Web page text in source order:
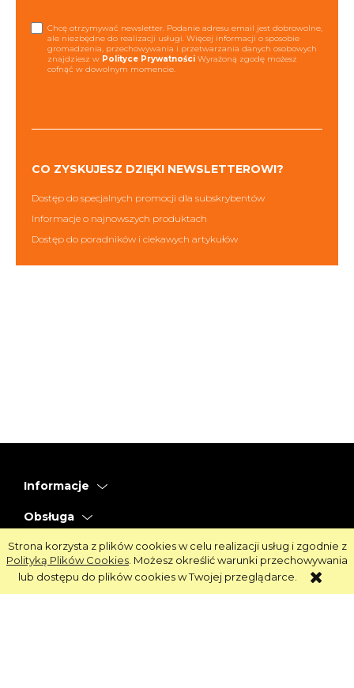
Strona korzysta z plików cookies w celu realizacji usług i zgodnie z
Polityką Plików Cookies . Możesz określić warunki przechowywania
lub dostępu do plików cookies w Twojej przeglądarce.
Chcę otrzymywać newsletter. Podanie adresu email jest dobrowolne,
ale niezbędne do realizacji usługi. Więcej informacji o sposobie
gromadzenia, przechowywania i przetwarzania danych osobowych
znajdziesz w Polityce Prywatności Wyrażoną zgodę możesz
cofnąć w dowolnym momencie.
CO ZYSKUJESZ DZIĘKI NEWSLETTEROWI?
Dostęp do specjalnych promocji dla subskrybentów
Informacje o najnowszych produktach
Dostęp do poradników i ciekawych artykułów
Informacje
Obsługa
Strefa Klienta
Strefa Marek